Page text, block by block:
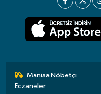
Manisa Nöbetçi
Eczaneler